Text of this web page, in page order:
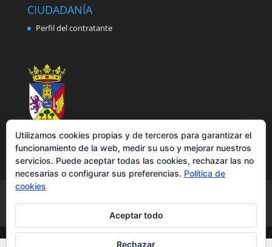
CIUDADANÍA
Perfil del contratante
Política de cookies
Accesibilidad
Utilizamos cookies propias y de terceros para garantizar el
funcionamiento de la web, medir su uso y mejorar nuestros
servicios. Puede aceptar todas las cookies, rechazar las no
necesarias o configurar sus preferencias. Política de
cookies
Aceptar todo
Rechazar